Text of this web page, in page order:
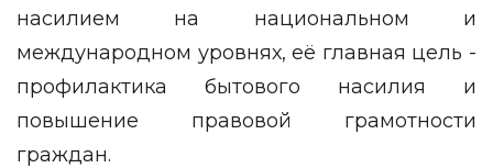
насилием на национальном и
международном уровнях, её главная цель -
профилактика бытового насилия и
повышение правовой грамотности
граждан.